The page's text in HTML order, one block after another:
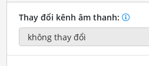
Thay đổi kênh âm thanh: